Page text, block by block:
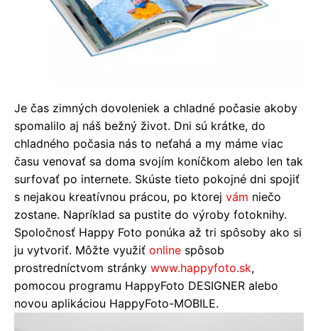
Je čas zimných dovoleniek a chladné počasie akoby
spomalilo aj náš bežný život. Dni sú krátke, do
chladného počasia nás to neťahá a my máme viac
času venovať sa doma svojím koníčkom alebo len tak
surfovať po internete. Skúste tieto pokojné dni spojiť
s nejakou kreatívnou prácou, po ktorej vám niečo
zostane. Napríklad sa pustite do výroby fotoknihy.
Spoločnosť Happy Foto ponúka až tri spôsoby ako si
ju vytvoriť. Môžte využiť online spôsob
prostredníctvom stránky www.happyfoto.sk,
pomocou programu HappyFoto DESIGNER alebo
novou aplikáciou HappyFoto-MOBILE.